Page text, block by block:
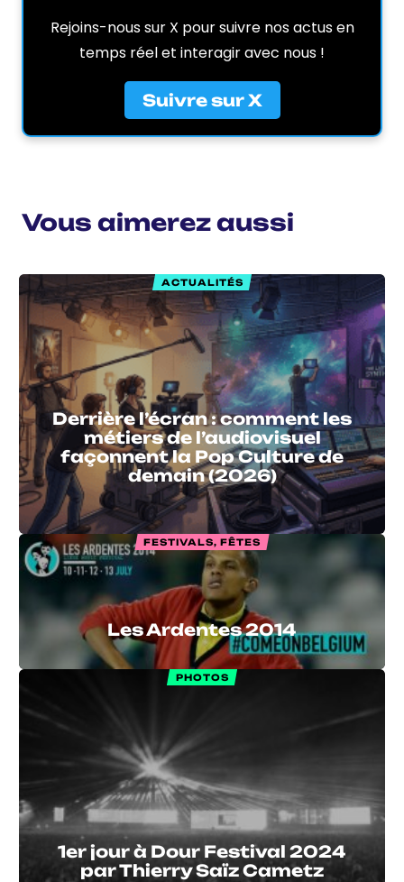
Rejoins-nous sur X pour suivre nos actus en
temps réel et interagir avec nous !
Suivre sur X
Vous aimerez aussi
ACTUALITÉS
Derrière l’écran : comment les
métiers de l’audiovisuel
façonnent la Pop Culture de
demain (2026)
FESTIVALS, FÊTES
Les Ardentes 2014
PHOTOS
1er jour à Dour Festival 2024
par Thierry Saïz Cametz